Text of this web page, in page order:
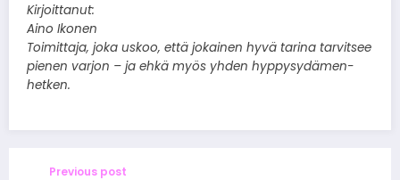
Kirjoittanut:
Aino Ikonen
Toimittaja, joka uskoo, että jokainen hyvä tarina tarvitsee
pienen varjon – ja ehkä myös yhden hyppysydämen-
hetken.
Previous post